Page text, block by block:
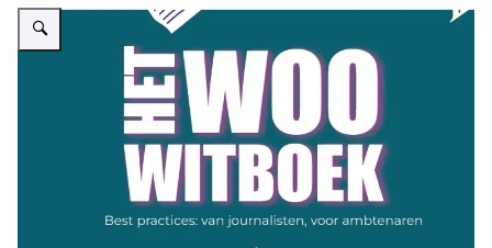
Vergroot afbeelding Woo Witboek